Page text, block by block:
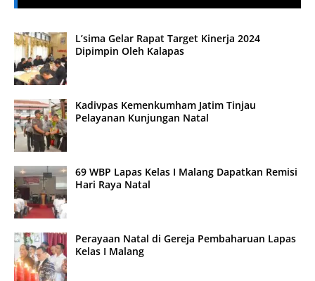
L’sima Gelar Rapat Target Kinerja 2024
Dipimpin Oleh Kalapas
Kadivpas Kemenkumham Jatim Tinjau
Pelayanan Kunjungan Natal
69 WBP Lapas Kelas I Malang Dapatkan Remisi
Hari Raya Natal
Perayaan Natal di Gereja Pembaharuan Lapas
Kelas I Malang